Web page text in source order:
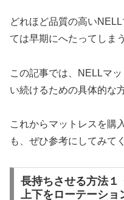
どれほど品質の高い
ては早期にへたってしま
この記事では、NELLマ
い続けるための具体的な
これからマットレスを購
も、ぜひ参考にしてみて
長持ちさせる方法１
上下をローテーショ